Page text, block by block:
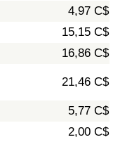
4,97 C$
15,15 C$
16,86 C$
21,46 C$
5,77 C$
2,00 C$